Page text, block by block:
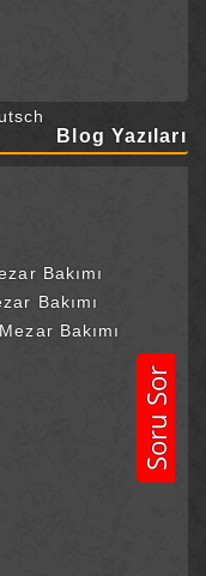
Soru Sor
Blog Yazıları
Bakımı
Bakımı
Bakımı